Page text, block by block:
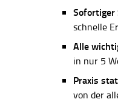
Sofortiger
schnelle
Alle
in nur 5
Praxis
von der